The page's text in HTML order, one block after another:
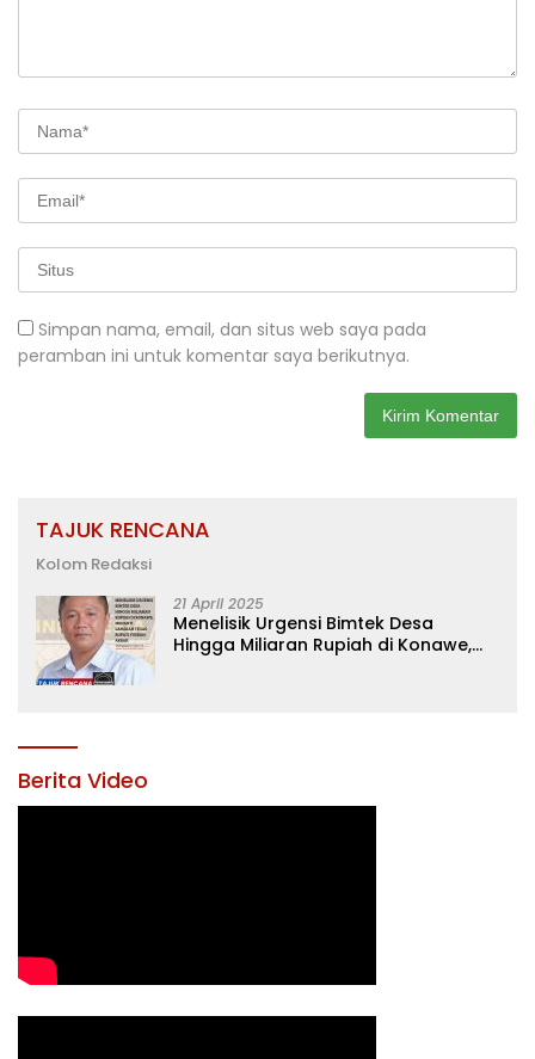
Simpan nama, email, dan situs web saya pada
peramban ini untuk komentar saya berikutnya.
TAJUK RENCANA
Kolom Redaksi
21 April 2025
Menelisik Urgensi Bimtek Desa
Hingga Miliaran Rupiah di Konawe,
Berita Video